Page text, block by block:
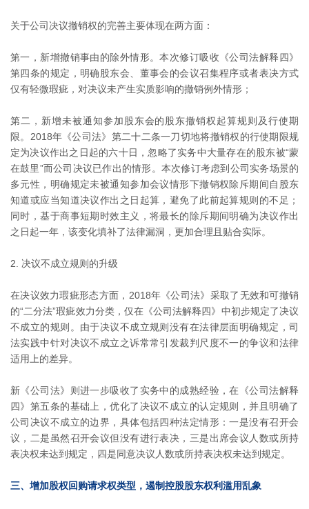
关于公司决议撤销权的完善主要体现在两方面：
第一，新增撤销事由的除外情形。本次修订吸收《公司法解释四》
第四条的规定，明确股东会、董事会的会议召集程序或者表决方式
仅有轻微瑕疵，对决议未产生实质影响的撤销例外情形；
第二，新增未被通知参加股东会的股东撤销权起算规则及行使期
限。2018年《公司法》第二十二条一刀切地将撤销权的行使期限规
定为决议作出之日起的六十日，忽略了实务中大量存在的股东被“蒙
在鼓里”而公司决议已作出的情形。本次修订考虑到公司实务场景的
多元性，明确规定未被通知参加会议情形下撤销权除斥期间自股东
知道或应当知道决议作出之日起算，避免了此前起算规则的不足；
同时，基于商事短期时效主义，将最长的除斥期间明确为决议作出
之日起一年，该变化填补了法律漏洞，更加合理且贴合实际。
2. 决议不成立规则的升级
在决议效力瑕疵形态方面，2018年《公司法》采取了无效和可撤销
的“二分法”瑕疵效力分类，仅在《公司法解释四》中初步规定了决议
不成立的规则。由于决议不成立规则没有在法律层面明确规定，司
法实践中针对决议不成立之诉常常引发裁判尺度不一的争议和法律
适用上的差异。
新《公司法》则进一步吸收了实务中的成熟经验，在《公司法解释
四》第五条的基础上，优化了决议不成立的认定规则，并且明确了
公司决议不成立的边界，具体包括四种法定情形：一是没有召开会
议，二是虽然召开会议但没有进行表决，三是出席会议人数或所持
表决权未达到规定，四是同意决议人数或所持表决权未达到规定。
三、增加股权回购请求权类型，遏制控股股东权利滥用乱象